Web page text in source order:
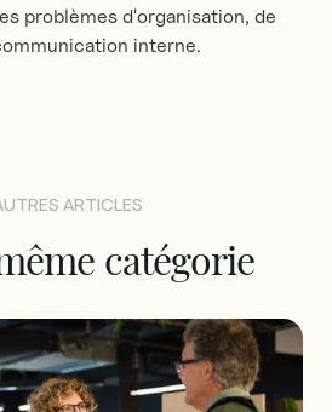
problèmes d'organisation, de
interne.
ARTICLES
catégorie